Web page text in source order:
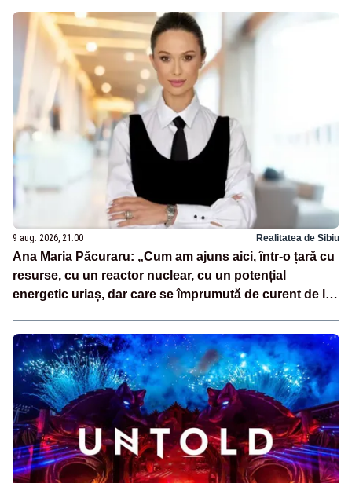
9 aug. 2026, 21:00 Realitatea de Sibiu
Ana Maria Păcuraru: „Cum am ajuns aici, într-o țară cu
resurse, cu un reactor nuclear, cu un potențial
energetic uriaș, dar care se împrumută de curent de la